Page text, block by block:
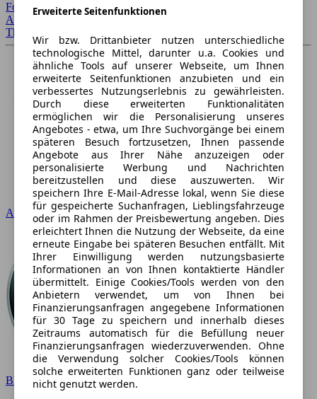
Forum Startseite
Alle Auto-Foren
Themen-Forum
Audi
BMW
Erweiterte Seitenfunktionen
Wir bzw. Drittanbieter nutzen unterschiedliche
technologische Mittel, darunter u.a. Cookies und
ähnliche Tools auf unserer Webseite, um Ihnen
erweiterte Seitenfunktionen anzubieten und ein
verbessertes Nutzungserlebnis zu gewährleisten.
Durch diese erweiterten Funktionalitäten
ermöglichen wir die Personalisierung unseres
Angebotes - etwa, um Ihre Suchvorgänge bei einem
späteren Besuch fortzusetzen, Ihnen passende
Angebote aus Ihrer Nähe anzuzeigen oder
personalisierte Werbung und Nachrichten
bereitzustellen und diese auszuwerten. Wir
speichern Ihre E-Mail-Adresse lokal, wenn Sie diese
für gespeicherte Suchanfragen, Lieblingsfahrzeuge
oder im Rahmen der Preisbewertung angeben. Dies
erleichtert Ihnen die Nutzung der Webseite, da eine
erneute Eingabe bei späteren Besuchen entfällt. Mit
Ihrer Einwilligung werden nutzungsbasierte
Informationen an von Ihnen kontaktierte Händler
übermittelt. Einige Cookies/Tools werden von den
Anbietern verwendet, um von Ihnen bei
Finanzierungsanfragen angegebene Informationen
für 30 Tage zu speichern und innerhalb dieses
Zeitraums automatisch für die Befüllung neuer
Finanzierungsanfragen wiederzuverwenden. Ohne
die Verwendung solcher Cookies/Tools können
solche erweiterten Funktionen ganz oder teilweise
nicht genutzt werden.